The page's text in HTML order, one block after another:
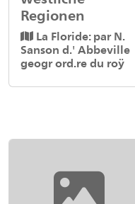
Regionen
La Floride: par N.
Sanson d.' Abbeville
geogr ord.re du roÿ